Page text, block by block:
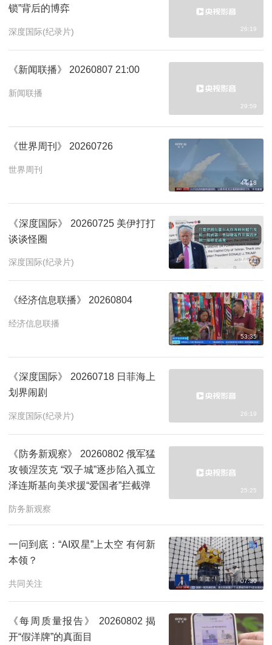
锁”背后的博弈
深度国际(纪录片) 26:19
《新闻联播》 20260807 21:00
新闻联播
29:59
《世界周刊》 20260726
世界周刊
44:18
《深度国际》 20260725 美伊打打
谈谈怪圈
深度国际(纪录片) 26:21
《经济信息联播》 20260804
经济信息联播
53:35
《深度国际》 20260718 日菲海上
划界闹剧
深度国际(纪录片) 26:19
《防务新观察》 20260802 俄军猛
攻顿涅茨克 “双子城”逐步陷入孤立
泽连斯基向美求援“爱国者”拦截弹
防务新观察
25:25
一问到底：“AI双星”上太空 有何新
本领？
共同关注 07:30
《每周质量报告》 20260802 揭
开“假洋牌”的真面目